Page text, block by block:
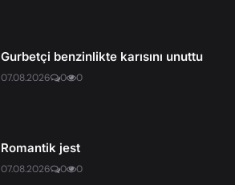
Gurbetçi benzinlikte karısını unuttu
07.08.2026 0 0
Romantik jest
07.08.2026 0 0